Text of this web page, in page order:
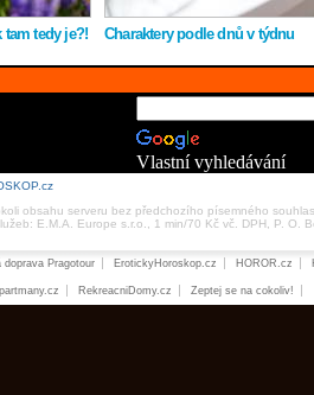
tam tedy je?! Charaktery podle dnů v týdnu
Vlastní vyhledávání
obsahu serveru bez předchozího písemného
E.M.A. Europe s.r.o., 1 min/70 Kč vč. DPH, P. O.
doprava Pragotour ErotickyHoroskop.cz HOROR.cz
RekreacniDomy.cz Zeptej se na cokoliv!